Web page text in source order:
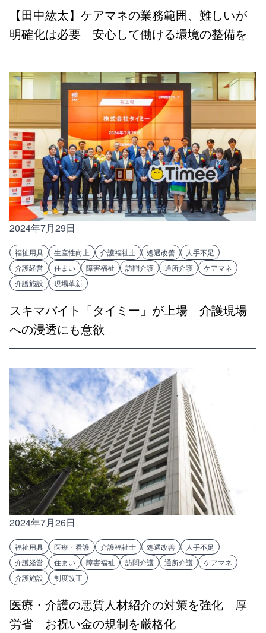
【田中紘太】ケアマネの業務範囲、難しいが
明確化は必要 安心して働ける環境の整備を
2024年7月29日
福祉用具 生産性向上 介護福祉士 処遇改善
人手不足
介護経営
住まい 障害福祉 訪問介護 通所介護
ケアマネ
介護施設
現場革新
スキマバイト「タイミー」が上場 介護現場
への浸透にも意欲
2024年7月26日
福祉用具 医療・看護 介護福祉士 処遇改善
人手不足
介護経営
住まい 障害福祉 訪問介護 通所介護
ケアマネ
介護施設
制度改正
医療・介護の悪質人材紹介の対策を強化 厚
労省 お祝い金の規制を厳格化